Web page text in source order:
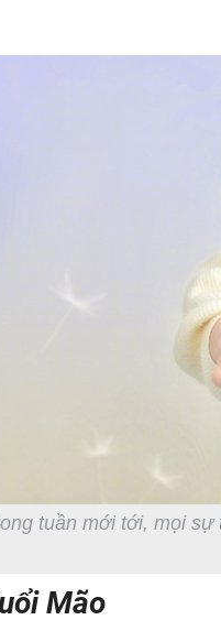
tuần mới tới, mọi
Mão